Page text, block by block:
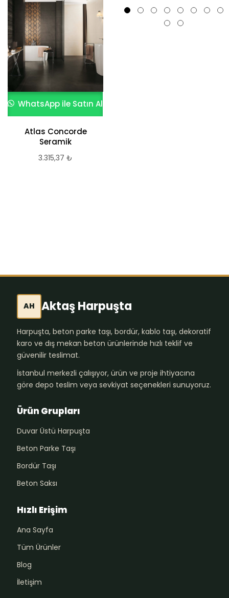
WhatsApp ile Satın Al
Atlas Concorde
Seramik
3.315,37 ₺
AH Aktaş Harpuşta
Harpuşta, beton parke taşı, bordür, kablo taşı, dekoratif
karo ve dış mekan beton ürünlerinde hızlı teklif ve
güvenilir teslimat.
İstanbul merkezli çalışıyor, ürün ve proje ihtiyacına
göre depo teslim veya sevkiyat seçenekleri sunuyoruz.
Ürün Grupları
Duvar Üstü Harpuşta
Beton Parke Taşı
Bordür Taşı
Beton Saksı
Hızlı Erişim
Ana Sayfa
Tüm Ürünler
Blog
İletişim